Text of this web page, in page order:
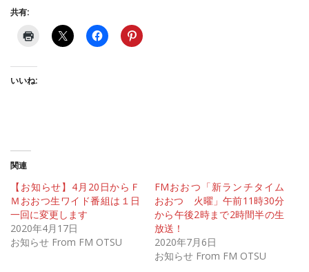
共有:
いいね:
関連
【お知らせ】4月20日からＦ
Ｍおおつ生ワイド番組は１日
一回に変更します
2020年4月17日
お知らせ From FM OTSU
FMおおつ「新ランチタイム
おおつ 火曜」午前11時30分
から午後2時まで2時間半の生
放送！
2020年7月6日
お知らせ From FM OTSU